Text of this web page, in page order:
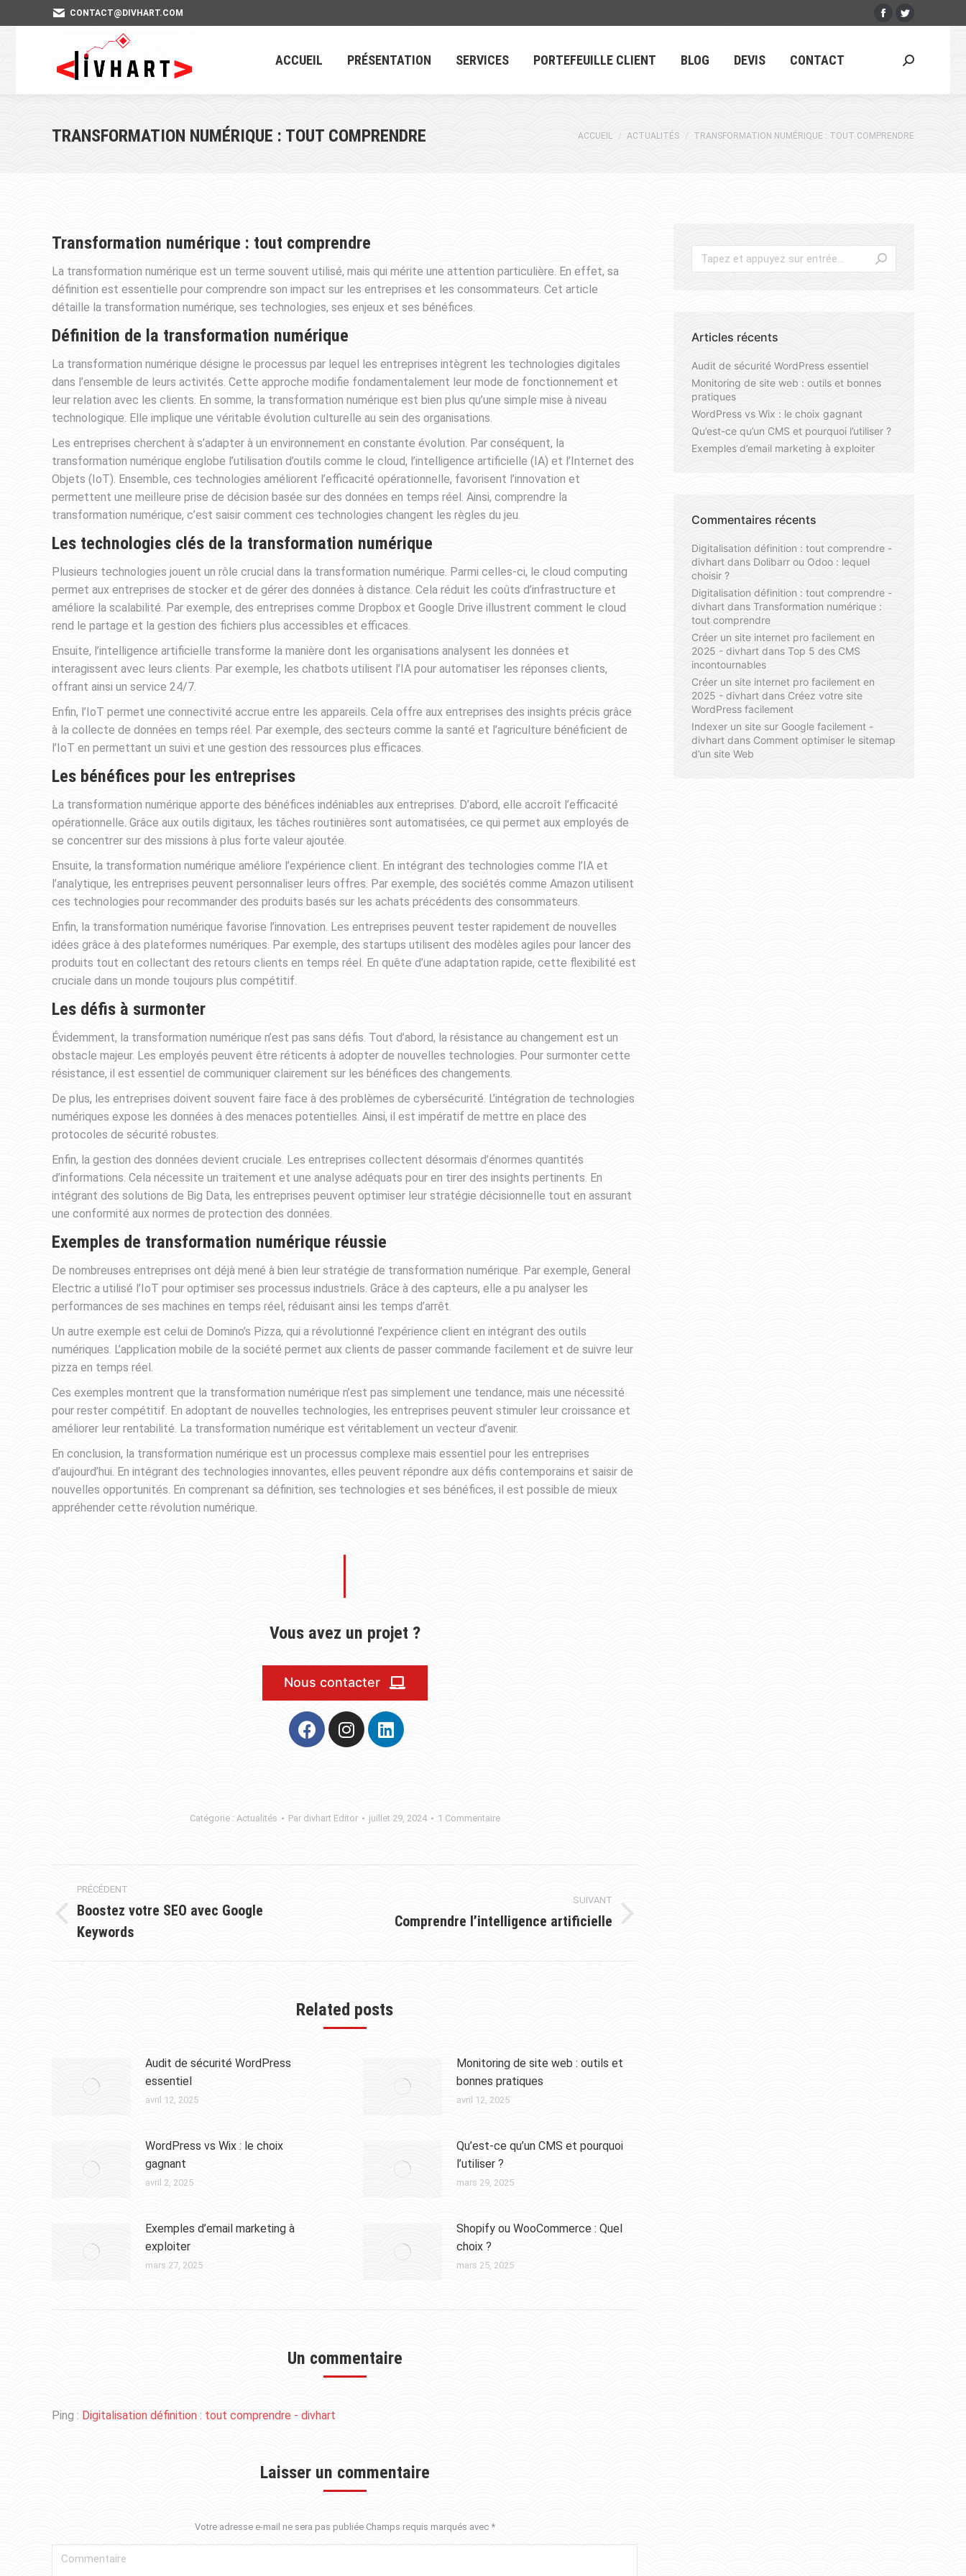
CONTACT@DIVHART.COM
ACCUEIL PRÉSENTATION SERVICES PORTEFEUILLE CLIENT BLOG DEVIS CONTACT
TRANSFORMATION NUMÉRIQUE : TOUT COMPRENDRE Vous êtes ici :
ACCUEIL ACTUALITÉS TRANSFORMATION NUMÉRIQUE : TOUT COMPRENDRE
Transformation numérique : tout comprendre
La transformation numérique est un terme souvent utilisé, mais qui mérite une attention particulière. En effet, sa
définition est essentielle pour comprendre son impact sur les entreprises et les consommateurs. Cet article
détaille la transformation numérique, ses technologies, ses enjeux et ses bénéfices.
Définition de la transformation numérique
La transformation numérique désigne le processus par lequel les entreprises intègrent les technologies digitales
dans l’ensemble de leurs activités. Cette approche modifie fondamentalement leur mode de fonctionnement et
leur relation avec les clients. En somme, la transformation numérique est bien plus qu’une simple mise à niveau
technologique. Elle implique une véritable évolution culturelle au sein des organisations.
Les entreprises cherchent à s’adapter à un environnement en constante évolution. Par conséquent, la
transformation numérique englobe l’utilisation d’outils comme le cloud, l’intelligence artificielle (IA) et l’Internet des
Objets (IoT). Ensemble, ces technologies améliorent l’efficacité opérationnelle, favorisent l’innovation et
permettent une meilleure prise de décision basée sur des données en temps réel. Ainsi, comprendre la
transformation numérique, c’est saisir comment ces technologies changent les règles du jeu.
Les technologies clés de la transformation numérique
Plusieurs technologies jouent un rôle crucial dans la transformation numérique. Parmi celles-ci, le cloud computing
permet aux entreprises de stocker et de gérer des données à distance. Cela réduit les coûts d’infrastructure et
améliore la scalabilité. Par exemple, des entreprises comme Dropbox et Google Drive illustrent comment le cloud
rend le partage et la gestion des fichiers plus accessibles et efficaces.
Ensuite, l’intelligence artificielle transforme la manière dont les organisations analysent les données et
interagissent avec leurs clients. Par exemple, les chatbots utilisent l’IA pour automatiser les réponses clients,
offrant ainsi un service 24/7.
Enfin, l’IoT permet une connectivité accrue entre les appareils. Cela offre aux entreprises des insights précis grâce
à la collecte de données en temps réel. Par exemple, des secteurs comme la santé et l’agriculture bénéficient de
l’IoT en permettant un suivi et une gestion des ressources plus efficaces.
Les bénéfices pour les entreprises
La transformation numérique apporte des bénéfices indéniables aux entreprises. D’abord, elle accroît l’efficacité
opérationnelle. Grâce aux outils digitaux, les tâches routinières sont automatisées, ce qui permet aux employés de
se concentrer sur des missions à plus forte valeur ajoutée.
Ensuite, la transformation numérique améliore l’expérience client. En intégrant des technologies comme l’IA et
l’analytique, les entreprises peuvent personnaliser leurs offres. Par exemple, des sociétés comme Amazon utilisent
ces technologies pour recommander des produits basés sur les achats précédents des consommateurs.
Enfin, la transformation numérique favorise l’innovation. Les entreprises peuvent tester rapidement de nouvelles
idées grâce à des plateformes numériques. Par exemple, des startups utilisent des modèles agiles pour lancer des
produits tout en collectant des retours clients en temps réel. En quête d’une adaptation rapide, cette flexibilité est
cruciale dans un monde toujours plus compétitif.
Les défis à surmonter
Évidemment, la transformation numérique n’est pas sans défis. Tout d’abord, la résistance au changement est un
obstacle majeur. Les employés peuvent être réticents à adopter de nouvelles technologies. Pour surmonter cette
résistance, il est essentiel de communiquer clairement sur les bénéfices des changements.
De plus, les entreprises doivent souvent faire face à des problèmes de cybersécurité. L’intégration de technologies
numériques expose les données à des menaces potentielles. Ainsi, il est impératif de mettre en place des
protocoles de sécurité robustes.
Enfin, la gestion des données devient cruciale. Les entreprises collectent désormais d’énormes quantités
d’informations. Cela nécessite un traitement et une analyse adéquats pour en tirer des insights pertinents. En
intégrant des solutions de Big Data, les entreprises peuvent optimiser leur stratégie décisionnelle tout en assurant
une conformité aux normes de protection des données.
Exemples de transformation numérique réussie
De nombreuses entreprises ont déjà mené à bien leur stratégie de transformation numérique. Par exemple, General
Electric a utilisé l’IoT pour optimiser ses processus industriels. Grâce à des capteurs, elle a pu analyser les
performances de ses machines en temps réel, réduisant ainsi les temps d’arrêt.
Un autre exemple est celui de Domino’s Pizza, qui a révolutionné l’expérience client en intégrant des outils
numériques. L’application mobile de la société permet aux clients de passer commande facilement et de suivre leur
pizza en temps réel.
Ces exemples montrent que la transformation numérique n’est pas simplement une tendance, mais une nécessité
pour rester compétitif. En adoptant de nouvelles technologies, les entreprises peuvent stimuler leur croissance et
améliorer leur rentabilité. La transformation numérique est véritablement un vecteur d’avenir.
En conclusion, la transformation numérique est un processus complexe mais essentiel pour les entreprises
d’aujourd’hui. En intégrant des technologies innovantes, elles peuvent répondre aux défis contemporains et saisir de
nouvelles opportunités. En comprenant sa définition, ses technologies et ses bénéfices, il est possible de mieux
appréhender cette révolution numérique.
Vous avez un projet ?
Nous contacter
Catégorie : Actualités Par divhart Editor juillet 29, 2024 1 Commentaire
PRÉCÉDENT
Boostez votre SEO avec Google
Keywords
SUIVANT
Comprendre l’intelligence artificielle
Related posts
Audit de sécurité WordPress
essentiel
avril 12, 2025
Monitoring de site web : outils et
bonnes pratiques
avril 12, 2025
WordPress vs Wix : le choix
gagnant
avril 2, 2025
Qu’est-ce qu’un CMS et pourquoi
l’utiliser ?
mars 29, 2025
Exemples d’email marketing à
exploiter
mars 27, 2025
Shopify ou WooCommerce : Quel
choix ?
mars 25, 2025
Un commentaire
Ping : Digitalisation définition : tout comprendre - divhart
Laisser un commentaire
Votre adresse e-mail ne sera pas publiée Champs requis marqués avec *
Commentaire
Articles récents
Audit de sécurité WordPress essentiel
Monitoring de site web : outils et bonnes
pratiques
WordPress vs Wix : le choix gagnant
Qu’est-ce qu’un CMS et pourquoi l’utiliser ?
Exemples d’email marketing à exploiter
Commentaires récents
Digitalisation définition : tout comprendre -
divhart dans Dolibarr ou Odoo : lequel
choisir ?
Digitalisation définition : tout comprendre -
divhart dans Transformation numérique :
tout comprendre
Créer un site internet pro facilement en
2025 - divhart dans Top 5 des CMS
incontournables
Créer un site internet pro facilement en
2025 - divhart dans Créez votre site
WordPress facilement
Indexer un site sur Google facilement -
divhart dans Comment optimiser le sitemap
d’un site Web